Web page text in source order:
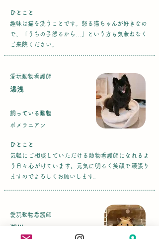
ひとこと
趣味は猫を洗うことです。怒る猫ちゃんが好きなの
で、「うちの子怒るから…」という方も気兼ねなく
ご来院ください。
​愛玩動物看護師
湯浅
飼っている動物
ポメラニアン
ひとこと
気軽にご相談していただける動物看護師になれるよ
う日々心がけています。元気に明るく笑顔で頑張り
ますのでよろしくお願いします。
愛玩動物看護師
瀨川